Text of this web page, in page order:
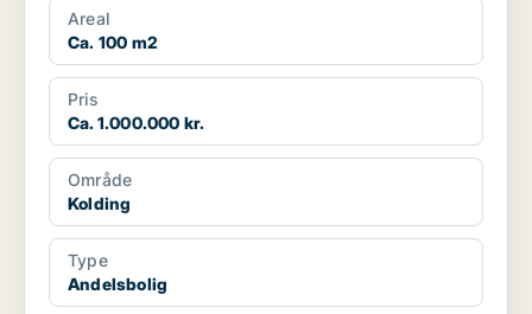
Areal
Ca. 100 m2
Pris
Ca. 1.000.000 kr.
Område
Kolding
Type
Andelsbolig